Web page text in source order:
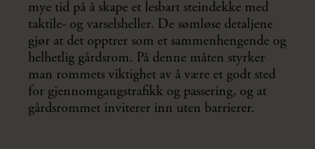
mye tid på å skape et lesbart steindekke med
taktile- og varselsheller. De sømløse detaljene
gjør at det opptrer som et sammenhengende og
helhetlig gårdsrom. På denne måten styrker
man rommets viktighet av å være et godt sted
for gjennomgangstrafikk og passering, og at
gårdsrommet inviterer inn uten barrierer.